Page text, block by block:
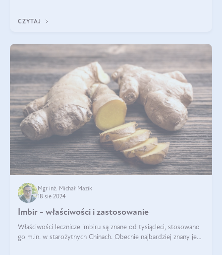
CZYTAJ
Mgr inż. Michał Mazik
18 sie 2024
Imbir - właściwości i zastosowanie
Właściwości lecznicze imbiru są znane od tysiącleci, stosowano
go m.in. w starożytnych Chinach. Obecnie najbardziej znany jest